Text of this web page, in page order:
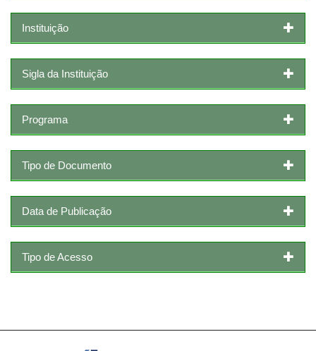
Instituição
Sigla da Instituição
Programa
Tipo de Documento
Data de Publicação
Tipo de Acesso